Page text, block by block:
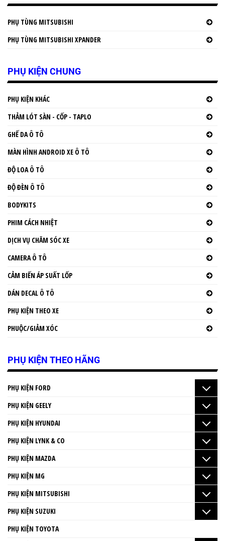
PHỤ TÙNG MITSUBISHI
PHỤ TÙNG MITSUBISHI XPANDER
PHỤ KIỆN CHUNG
PHỤ KIỆN KHÁC
THẢM LÓT SÀN - CỐP - TAPLO
GHẾ DA Ô TÔ
MÀN HÌNH ANDROID XE Ô TÔ
ĐỘ LOA Ô TÔ
ĐỘ ĐÈN Ô TÔ
BODYKITS
PHIM CÁCH NHIỆT
DỊCH VỤ CHĂM SÓC XE
CAMERA Ô TÔ
CẢM BIẾN ÁP SUẤT LỐP
DÁN DECAL Ô TÔ
PHỤ KIỆN THEO XE
PHUỘC/GIẢM XÓC
PHỤ KIỆN THEO HÃNG
PHỤ KIỆN FORD
PHỤ KIỆN GEELY
PHỤ KIỆN HYUNDAI
PHỤ KIỆN LYNK & CO
PHỤ KIỆN MAZDA
PHỤ KIỆN MG
PHỤ KIỆN MITSUBISHI
PHỤ KIỆN SUZUKI
PHỤ KIỆN TOYOTA